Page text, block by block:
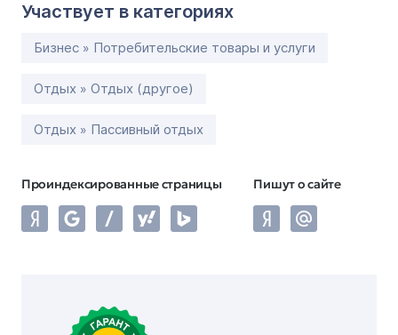
Участвует в категориях
Бизнес » Потребительские товары и услуги
Отдых » Отдых (другое)
Отдых » Пассивный отдых
Проиндексированные страницы Пишут о сайте